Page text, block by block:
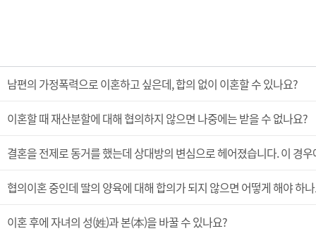
남편의 가정폭력으로 이혼하고 싶은데, 합의 없이 이혼할 수 있나요?
이혼할 때 재산분할에 대해 협의하지 않으면 나중에는 받을 수 없나요?
결혼을 전제로 동거를 했는데 상대방의 변심으로 헤어졌습니다. 이 경
협의이혼 중인데 딸의 양육에 대해 합의가 되지 않으면 어떻게 해야 하
이혼 후에 자녀의 성(姓)과 본(本)을 바꿀 수 있나요?